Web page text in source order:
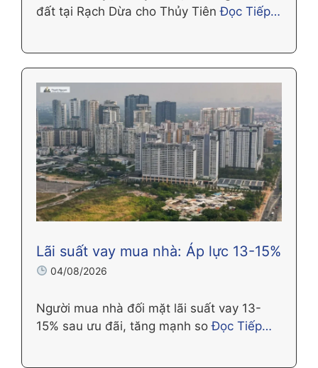
đất tại Rạch Dừa cho Thủy Tiên Đọc Tiếp…
Lãi suất vay mua nhà: Áp lực 13-15%
04/08/2026
Người mua nhà đối mặt lãi suất vay 13-
15% sau ưu đãi, tăng mạnh so Đọc Tiếp…